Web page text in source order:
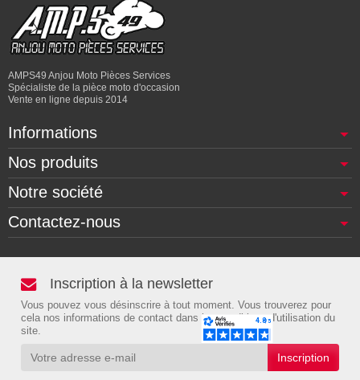
AMPS49 Anjou Moto Pièces Services
Spécialiste de la pièce moto d'occasion
Vente en ligne depuis 2014
Informations
Nos produits
Notre société
Contactez-nous
Inscription à la newsletter
Vous pouvez vous désinscrire à tout moment. Vous trouverez pour
cela nos informations de contact dans les conditions d'utilisation du
site.